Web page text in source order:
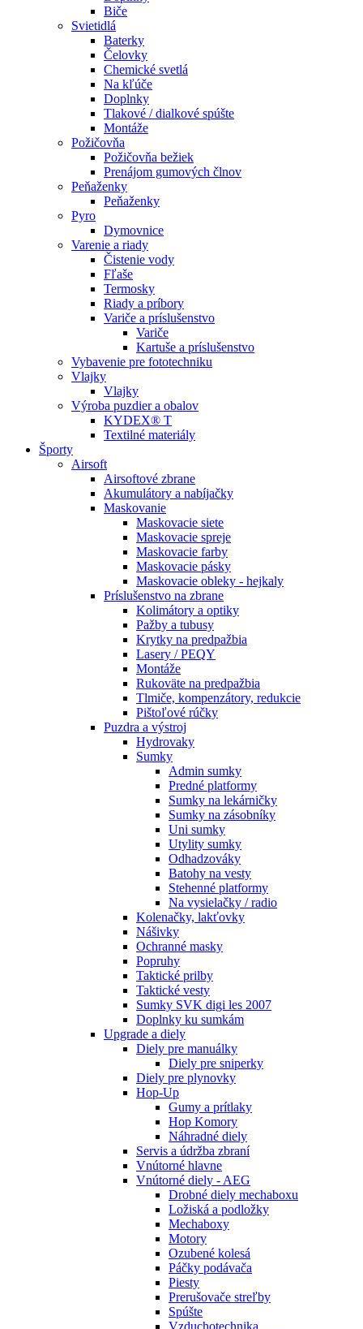
Biče
Svietidlá
Baterky
Čelovky
Chemické svetlá
Na kľúče
Doplnky
Tlakové / dialkové spúšte
Montáže
Požičovňa
Požičovňa bežiek
Prenájom gumových člnov
Peňaženky
Peňaženky
Pyro
Dymovnice
Varenie a riady
Čistenie vody
Fľaše
Termosky
Riady a príbory
Variče a príslušenstvo
Variče
Kartuše a príslušenstvo
Vybavenie pre fototechniku
Vlajky
Vlajky
Výroba puzdier a obalov
KYDEX® T
Textilné materiály
Športy
Airsoft
Airsoftové zbrane
Akumulátory a nabíjačky
Maskovanie
Maskovacie siete
Maskovacie spreje
Maskovacie farby
Maskovacie pásky
Maskovacie obleky - hejkaly
Príslušenstvo na zbrane
Kolimátory a optiky
Pažby a tubusy
Krytky na predpažbia
Lasery / PEQY
Montáže
Rukoväte na predpažbia
Tlmiče, kompenzátory, redukcie
Pištoľové rúčky
Puzdra a výstroj
Hydrovaky
Sumky
Admin sumky
Predné platformy
Sumky na lekárničky
Sumky na zásobníky
Uni sumky
Utylity sumky
Odhadzováky
Batohy na vesty
Stehenné platformy
Na vysielačky / radio
Kolenačky, lakťovky
Nášivky
Ochranné masky
Popruhy
Taktické prilby
Taktické vesty
Sumky SVK digi les 2007
Doplnky ku sumkám
Upgrade a diely
Diely pre manuálky
Diely pre sniperky
Diely pre plynovky
Hop-Up
Gumy a prítlaky
Hop Komory
Náhradné diely
Servis a údržba zbraní
Vnútorné hlavne
Vnútorné diely - AEG
Drobné diely mechaboxu
Ložiská a podložky
Mechaboxy
Motory
Ozubené kolesá
Páčky podávača
Piesty
Prerušovače streľby
Spúšte
Vzduchotechnika